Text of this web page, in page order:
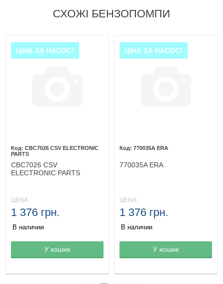
СХОЖІ БЕНЗОПОМПИ
Товар в корзине
ЦІНА ЗА НАСОС!
CBC7026 CSV ELECTRONIC
PARTS
CBC7026 CSV
ELECTRONIC PARTS
ЦЕНА:
1 376 грн.
В наличии
У кошик Товар в корзине
ЦІНА ЗА НАСОС!
770035A ERA
770035A ERA
ЦЕНА:
1 376 грн.
В наличии
У кошик